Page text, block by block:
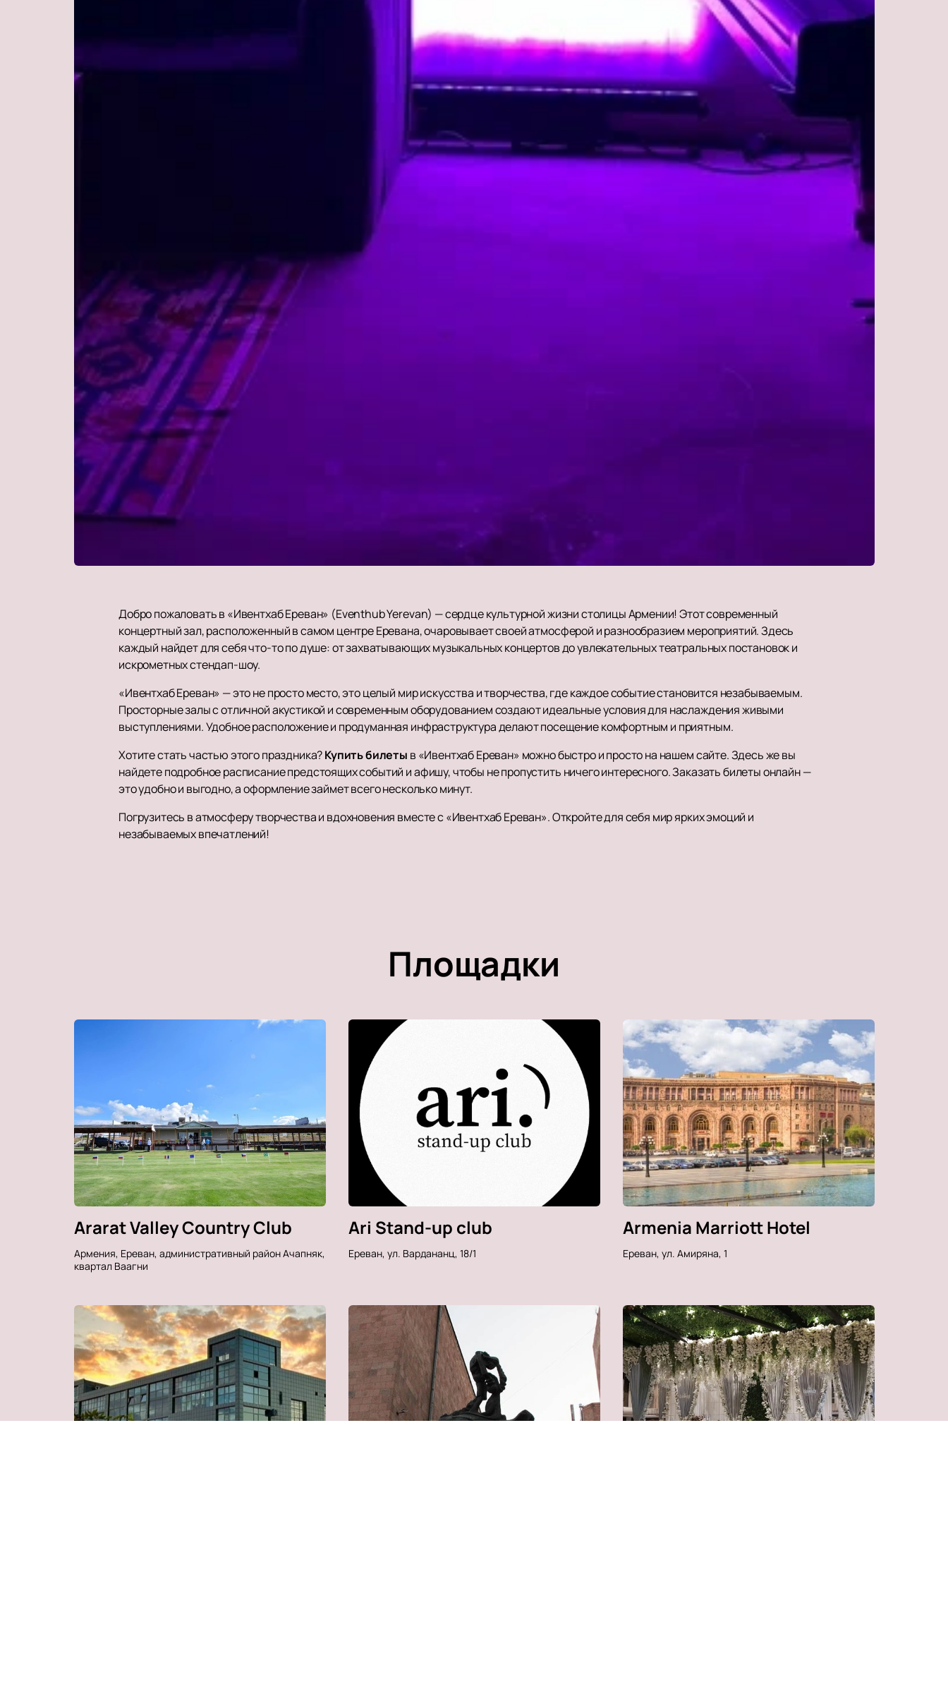
Добро пожаловать в «Ивентхаб Ереван» (Eventhub Yerevan) — сердце культурной жизни столицы Армении! Этот современный
концертный зал, расположенный в самом центре Еревана, очаровывает своей атмосферой и разнообразием мероприятий. Здесь
каждый найдет для себя что-то по душе: от захватывающих музыкальных концертов до увлекательных театральных постановок и
искрометных стендап-шоу.
«Ивентхаб Ереван» — это не просто место, это целый мир искусства и творчества, где каждое событие становится незабываемым.
Просторные залы с отличной акустикой и современным оборудованием создают идеальные условия для наслаждения живыми
выступлениями. Удобное расположение и продуманная инфраструктура делают посещение комфортным и приятным.
Хотите стать частью этого праздника?Купить билеты в «Ивентхаб Ереван» можно быстро и просто на нашем сайте. Здесь же вы
найдете подробное расписание предстоящих событий и афишу, чтобы не пропустить ничего интересного. Заказать билеты онлайн —
это удобно и выгодно, а оформление займет всего несколько минут.
Погрузитесь в атмосферу творчества и вдохновения вместе с «Ивентхаб Ереван». Откройте для себя мир ярких эмоций и
незабываемых впечатлений!
Площадки
Ararat Valley Country Club
Армения, Ереван, административный район Ачапняк,
квартал Ваагни
Ari Stand-up club
Ереван, ул. Вардананц, 18/1
Armenia Marriott Hotel
Ереван, ул. Амиряна, 1